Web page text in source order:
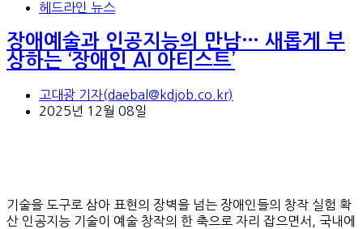
헤드라인 뉴스
장애예술과 인공지능의 만남… 새롭게 부
상하는 ‘장애인 AI 아티스트’
고대광 기자(daebal@kdjob.co.kr)
2025년 12월 08일
기술을 도구로 삼아 표현의 장벽을 넘는 장애인들의 창작 실험 확
산 인공지능 기술이 예술 창작의 한 축으로 자리 잡으면서, 국내에